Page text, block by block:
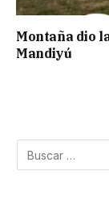
Montaña dio
Mandiyú